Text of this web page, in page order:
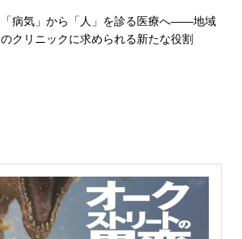
「病気」から「人」を診る医療へ――地域
のクリニックに求められる新たな役割